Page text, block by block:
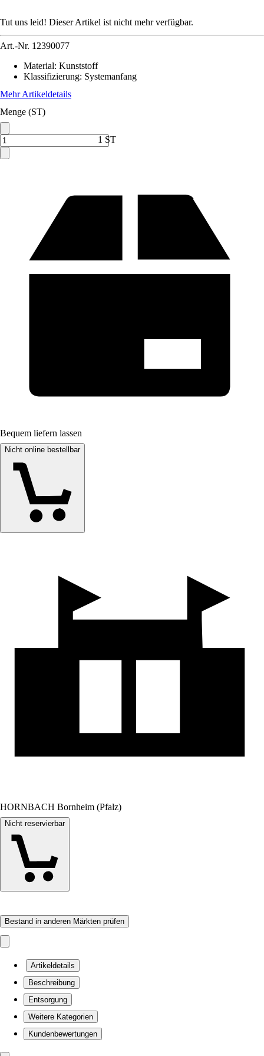
Tut uns leid! Dieser Artikel ist nicht mehr verfügbar.
Art.-Nr. 12390077
Material: Kunststoff
Klassifizierung: Systemanfang
Mehr Artikeldetails
Menge (ST)
1 ST
Bequem liefern lassen
Nicht online bestellbar
HORNBACH Bornheim (Pfalz)
Nicht reservierbar
Bestand in anderen Märkten prüfen
Artikeldetails
Beschreibung
Entsorgung
Weitere Kategorien
Kundenbewertungen